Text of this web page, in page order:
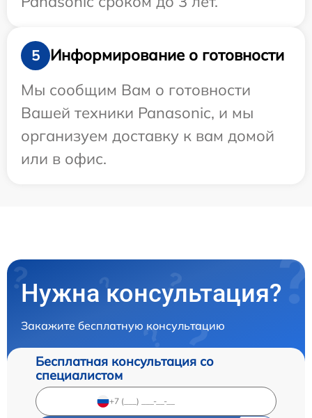
5
Информирование о готовности
Мы сообщим Вам о готовности
Вашей техники Panasonic, и мы
организуем доставку к вам домой
или в офис.
Нужна консультация?
Закажите бесплатную консультацию
Бесплатная консультация со
специалистом